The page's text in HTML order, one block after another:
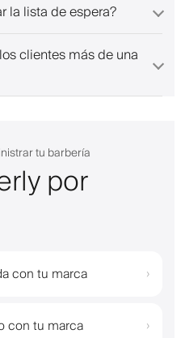
la lista de espera?
clientes más de una
tu barbería
por
con tu marca ›
con tu marca ›